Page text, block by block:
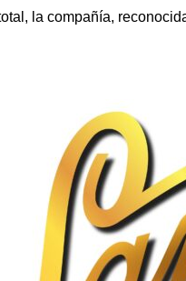
la compañía,